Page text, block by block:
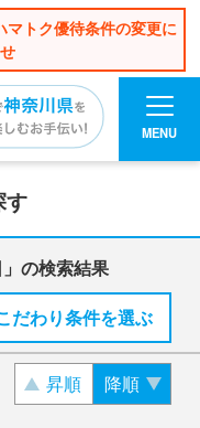
マトク優待条件の変更に
MENU
す
の検索結果
だわり条件を選ぶ
昇順 降順